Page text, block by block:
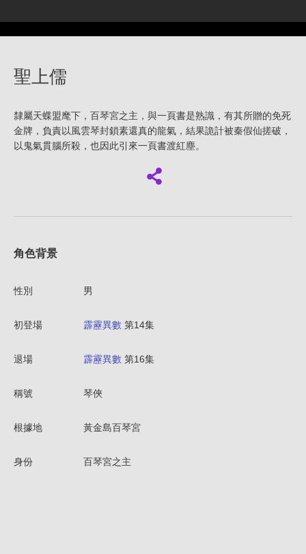
聖上儒
隸屬天蝶盟麾下，百琴宮之主，與一頁書是熟識，有其所贈的免死
金牌，負責以風雲琴封鎖素還真的龍氣，結果詭計被秦假仙搓破，
以鬼氣貫腦所殺，也因此引來一頁書渡紅塵。
角色背景
性別 男
初登場 霹靂異數 第14集
退場 霹靂異數 第16集
稱號 琴俠
根據地 黃金島百琴宮
身份 百琴宮之主